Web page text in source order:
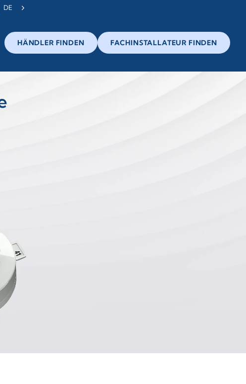
DE
HÄNDLER FINDEN FACHINSTALLATEUR FINDEN